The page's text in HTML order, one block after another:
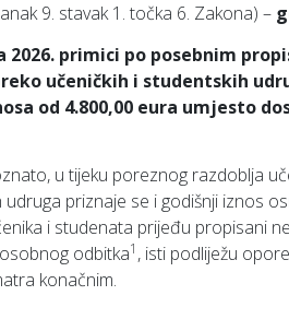
9. stavak 1. točka 6. Zakona) –
2026. primici po posebnim
učeničkih i studentskih
od 4.800,00 eura umjesto
u tijeku poreznog razdoblja
udruga priznaje se i godišnji iznos
i studenata prijeđu propisani
odbitka1 , isti podliježu
konačnim.